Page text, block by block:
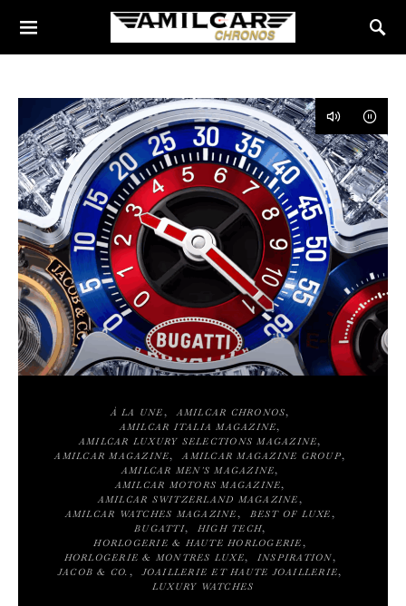
À LA UNE
AMILCAR CHRONOS
AMILCAR ITALIA MAGAZINE
AMILCAR LUXURY SELECTIONS MAGAZINE
AMILCAR MAGAZINE
AMILCAR MAGAZINE GROUP
AMILCAR MEN'S MAGAZINE
AMILCAR MOTORS MAGAZINE
AMILCAR SWITZERLAND MAGAZINE
AMILCAR WATCHES MAGAZINE
BEST OF LUXE
BUGATTI
HIGH TECH
HORLOGERIE & HAUTE HORLOGERIE
HORLOGERIE & MONTRES LUXE
INSPIRATION
JACOB & CO.
JOAILLERIE ET HAUTE JOAILLERIE
LUXURY WATCHES